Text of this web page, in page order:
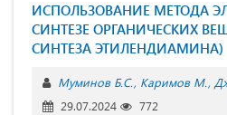
ИСПОЛЬЗОВАНИЕ МЕТОДА
СИНТЕЗЕ ОРГАНИЧЕСКИХ
СИНТЕЗА ЭТИЛЕНДИАМИНА)
Муминов Б.С. Каримов М.
29.07.2024
772